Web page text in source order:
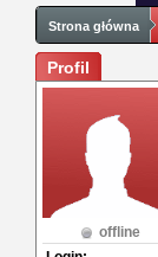
Strona główna
Profil
offline